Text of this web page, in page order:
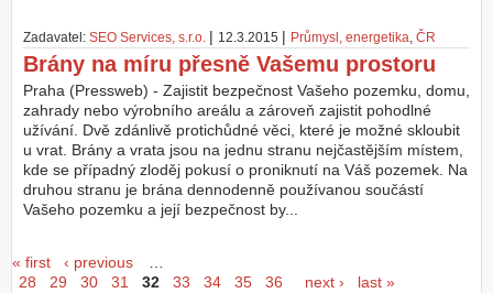
Zadavatel: SEO Services, s.r.o. | 12.3.2015 | Průmysl, energetika, ČR
Brány na míru přesně Vašemu prostoru
Praha (Pressweb) - Zajistit bezpečnost Vašeho pozemku, domu,
zahrady nebo výrobního areálu a zároveň zajistit pohodlné
užívání. Dvě zdánlivě protichůdné věci, které je možné skloubit
u vrat. Brány a vrata jsou na jednu stranu nejčastějším místem,
kde se případný zloděj pokusí o proniknutí na Váš pozemek. Na
druhou stranu je brána dennodenně používanou součástí
Vašeho pozemku a její bezpečnost by...
Seiten
« first ‹ previous
…
28
29 30 31 32 33 34 35 36 next › last »